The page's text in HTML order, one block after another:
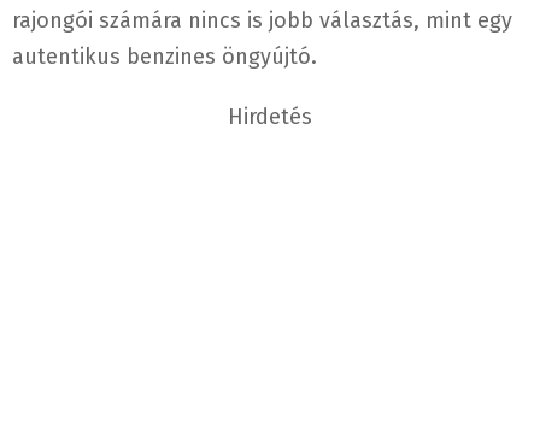
rajongói számára nincs is jobb választás, mint egy
autentikus benzines öngyújtó.
Hirdetés